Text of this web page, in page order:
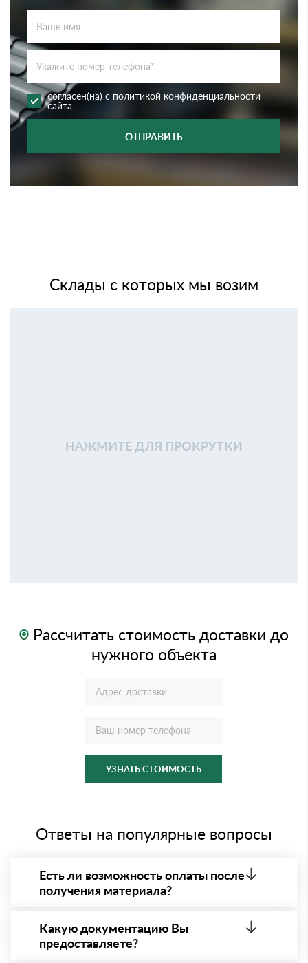
согласен(на) с политикой конфиденциальности
сайта
ОТПРАВИТЬ
Склады с которых мы возим
НАЖМИТЕ ДЛЯ ПРОКРУТКИ
Рассчитать стоимость доставки до
нужного объекта
УЗНАТЬ СТОИМОСТЬ
Ответы на популярные вопросы
Есть ли возможность оплаты после
получения материала?
- оплата по факту получения товара. При этом,
если доставленный товар был ненадлежащего
качества, то Вы вправе от него отказаться.
Какую документацию Вы
предоставляете?